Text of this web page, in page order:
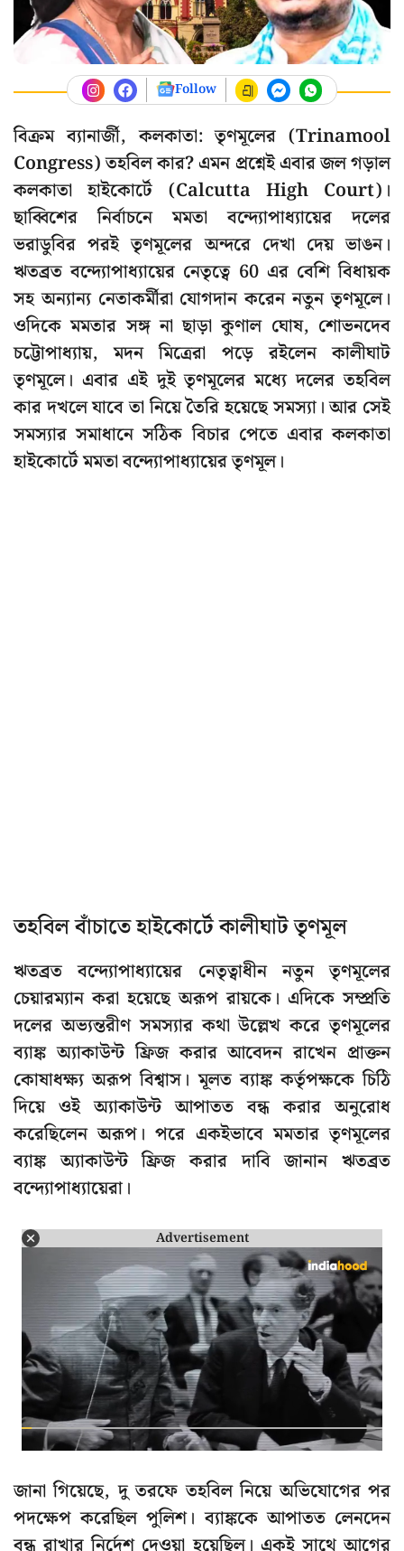
Follow
বিক্রম ব্যানার্জী, কলকাতা: তৃণমূলের (Trinamool
Congress) তহবিল কার? এমন প্রশ্নেই এবার জল গড়াল
কলকাতা হাইকোর্টে (Calcutta High Court)।
ছাব্বিশের নির্বাচনে মমতা বন্দ্যোপাধ্যায়ের দলের
ভরাডুবির পরই তৃণমূলের অন্দরে দেখা দেয় ভাঙন।
ঋতব্রত বন্দ্যোপাধ্যায়ের নেতৃত্বে 60 এর বেশি বিধায়ক
সহ অন্যান্য নেতাকর্মীরা যোগদান করেন নতুন তৃণমূলে।
ওদিকে মমতার সঙ্গ না ছাড়া কুণাল ঘোষ, শোভনদেব
চট্টোপাধ্যায়, মদন মিত্রেরা পড়ে রইলেন কালীঘাট
তৃণমূলে। এবার এই দুই তৃণমূলের মধ্যে দলের তহবিল
কার দখলে যাবে তা নিয়ে তৈরি হয়েছে সমস্যা। আর সেই
সমস্যার সমাধানে সঠিক বিচার পেতে এবার কলকাতা
হাইকোর্টে মমতা বন্দ্যোপাধ্যায়ের তৃণমূল।
তহবিল বাঁচাতে হাইকোর্টে কালীঘাট তৃণমূল
ঋতব্রত বন্দ্যোপাধ্যায়ের নেতৃত্বাধীন নতুন তৃণমূলের
চেয়ারম্যান করা হয়েছে অরূপ রায়কে। এদিকে সম্প্রতি
দলের অভ্যন্তরীণ সমস্যার কথা উল্লেখ করে তৃণমূলের
ব্যাঙ্ক অ্যাকাউন্ট ফ্রিজ করার আবেদন রাখেন প্রাক্তন
কোষাধক্ষ্য অরূপ বিশ্বাস। মূলত ব্যাঙ্ক কর্তৃপক্ষকে চিঠি
দিয়ে ওই অ্যাকাউন্ট আপাতত বন্ধ করার অনুরোধ
করেছিলেন অরূপ। পরে একইভাবে মমতার তৃণমূলের
ব্যাঙ্ক অ্যাকাউন্ট ফ্রিজ করার দাবি জানান ঋতব্রত
বন্দ্যোপাধ্যায়েরা।
Advertisement
জানা গিয়েছে, দু তরফে তহবিল নিয়ে অভিযোগের পর
পদক্ষেপ করেছিল পুলিশ। ব্যাঙ্ককে আপাতত লেনদেন